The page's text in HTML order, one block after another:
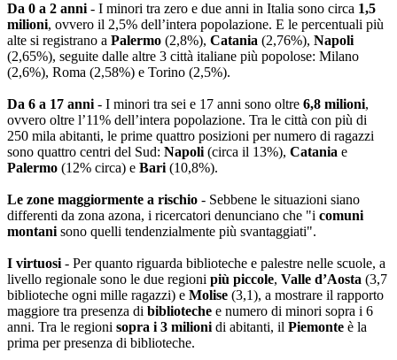
Da 0 a 2 anni - I minori tra zero e due anni in Italia sono circa 1,5
milioni, ovvero il 2,5% dell’intera popolazione. E le percentuali più
alte si registrano a Palermo (2,8%), Catania (2,76%), Napoli
(2,65%), seguite dalle altre 3 città italiane più popolose: Milano
(2,6%), Roma (2,58%) e Torino (2,5%).
Da 6 a 17 anni - I minori tra sei e 17 anni sono oltre 6,8 milioni,
ovvero oltre l’11% dell’intera popolazione. Tra le città con più di
250 mila abitanti, le prime quattro posizioni per numero di ragazzi
sono quattro centri del Sud: Napoli (circa il 13%), Catania e
Palermo (12% circa) e Bari (10,8%).
Le zone maggiormente a rischio - Sebbene le situazioni siano
differenti da zona azona, i ricercatori denunciano che "i comuni
montani sono quelli tendenzialmente più svantaggiati".
I virtuosi - Per quanto riguarda biblioteche e palestre nelle scuole, a
livello regionale sono le due regioni più piccole, Valle d’Aosta (3,7
biblioteche ogni mille ragazzi) e Molise (3,1), a mostrare il rapporto
maggiore tra presenza di biblioteche e numero di minori sopra i 6
anni. Tra le regioni sopra i 3 milioni di abitanti, il Piemonte è la
prima per presenza di biblioteche.